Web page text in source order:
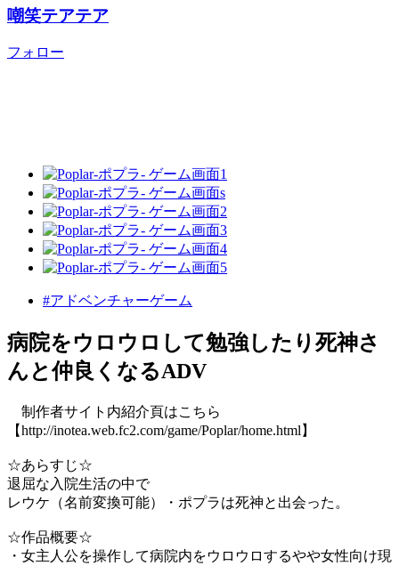
嘲笑テアテア
フォロー
#アドベンチャーゲーム
病院をウロウロして勉強したり死神さ
んと仲良くなるADV
制作者サイト内紹介頁はこちら
【http://inotea.web.fc2.com/game/Poplar/home.html】
☆あらすじ☆
退屈な入院生活の中で
レウケ（名前変換可能）・ポプラは死神と出会った。
☆作品概要☆
・女主人公を操作して病院内をウロウロするやや女性向け現